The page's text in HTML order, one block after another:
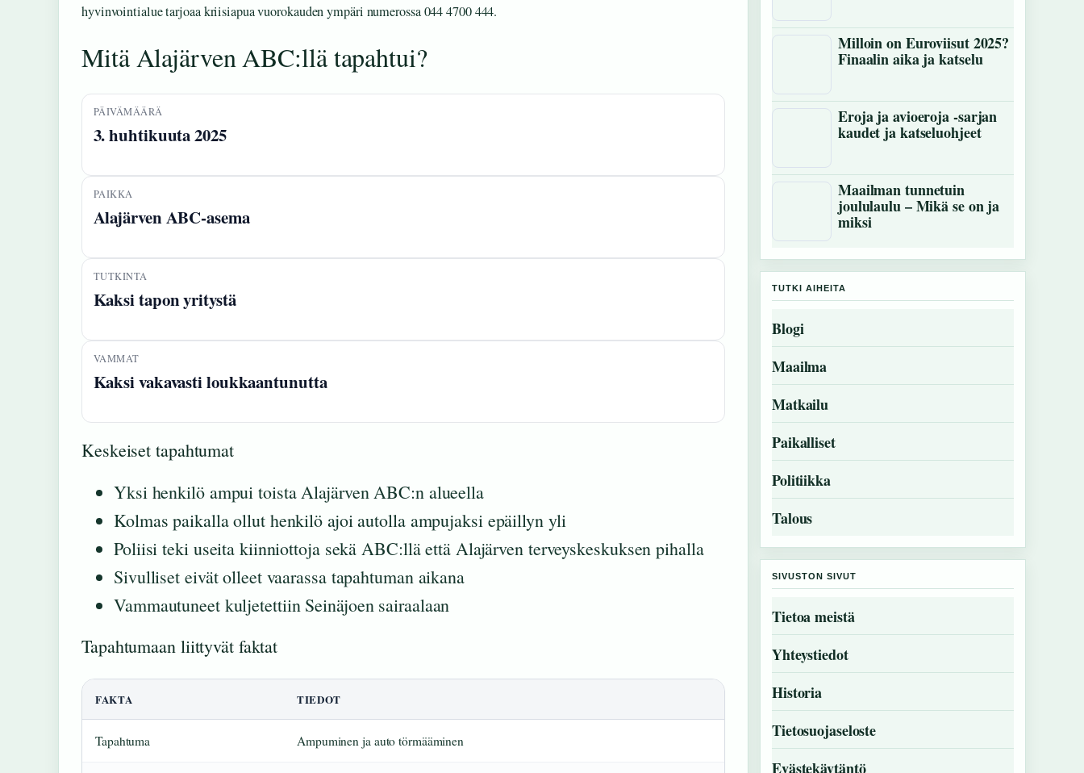
hyvinvointialue tarjoaa kriisiapua vuorokauden ympäri numerossa 044 4700 444.
Mitä Alajärven ABC:llä tapahtui?
PÄIVÄMÄÄRÄ
3. huhtikuuta 2025
PAIKKA
Alajärven ABC-asema
TUTKINTA
Kaksi tapon yritystä
VAMMAT
Kaksi vakavasti loukkaantunutta
Keskeiset tapahtumat
Yksi henkilö ampui toista Alajärven ABC:n alueella
Kolmas paikalla ollut henkilö ajoi autolla ampujaksi epäillyn yli
Poliisi teki useita kiinniottoja sekä ABC:llä että Alajärven terveyskeskuksen pihalla
Sivulliset eivät olleet vaarassa tapahtuman aikana
Vammautuneet kuljetettiin Seinäjoen sairaalaan
Tapahtumaan liittyvät faktat
FAKTA TIEDOT
Tapahtuma Ampuminen ja auto törmääminen
Milloin on Euroviisut 2025?
Finaalin aika ja katselu
Eroja ja avioeroja -sarjan
kaudet ja katseluohjeet
Maailman tunnetuin
joululaulu – Mikä se on ja
miksi
TUTKI AIHEITA
Blogi
Maailma
Matkailu
Paikalliset
Politiikka
Talous
SIVUSTON SIVUT
Tietoa meistä
Yhteystiedot
Historia
Tietosuojaseloste
Evästekäytäntö